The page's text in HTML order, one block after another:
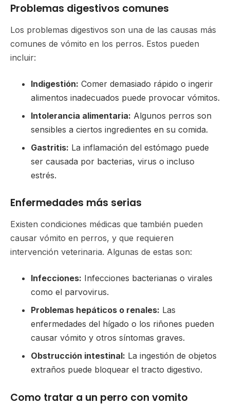
Problemas digestivos comunes
Los problemas digestivos son una de las causas más
comunes de vómito en los perros. Estos pueden
incluir:
Indigestión: Comer demasiado rápido o ingerir
alimentos inadecuados puede provocar vómitos.
Intolerancia alimentaria: Algunos perros son
sensibles a ciertos ingredientes en su comida.
Gastritis: La inflamación del estómago puede
ser causada por bacterias, virus o incluso
estrés.
Enfermedades más serias
Existen condiciones médicas que también pueden
causar vómito en perros, y que requieren
intervención veterinaria. Algunas de estas son:
Infecciones: Infecciones bacterianas o virales
como el parvovirus.
Problemas hepáticos o renales: Las
enfermedades del hígado o los riñones pueden
causar vómito y otros síntomas graves.
Obstrucción intestinal: La ingestión de objetos
extraños puede bloquear el tracto digestivo.
Como tratar a un perro con vomito